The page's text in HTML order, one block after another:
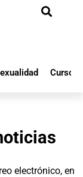
Cursos
electrónico, en